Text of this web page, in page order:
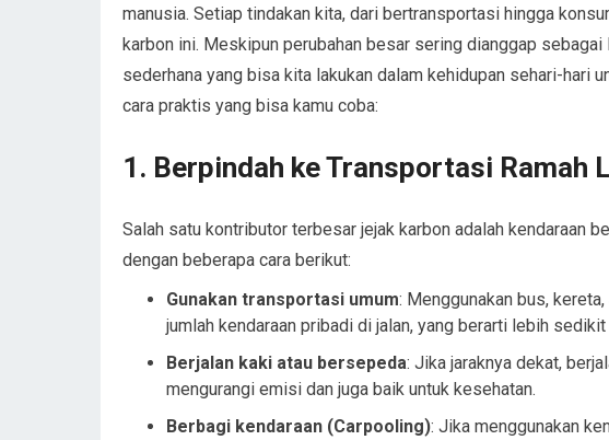
manusia. Setiap tindakan kita, dari bertransportasi hingga
karbon ini. Meskipun perubahan besar sering dianggap sebagai
sederhana yang bisa kita lakukan dalam kehidupan sehari-hari
cara praktis yang bisa kamu coba:
1. Berpindah ke Transportasi Ramah
Salah satu kontributor terbesar jejak karbon adalah kendaraan
dengan beberapa cara berikut:
Gunakan transportasi umum: Menggunakan bus,
jumlah kendaraan pribadi di jalan, yang berarti lebih
Berjalan kaki atau bersepeda: Jika jaraknya dekat,
mengurangi emisi dan juga baik untuk kesehatan.
Berbagi kendaraan (Carpooling): Jika menggunakan